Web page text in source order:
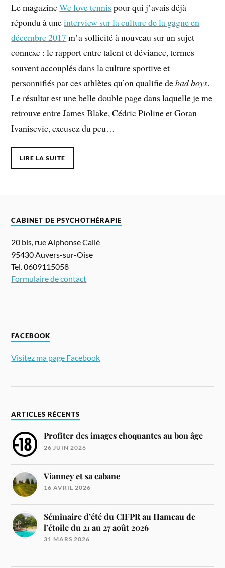
Le magazineWe love tennis pour qui j’avais déjà
répondu à uneinterview sur la culture de la gagne en
décembre 2017 m’a sollicité à nouveau sur un sujet
connexe : le rapport entre talent et déviance, termes
souvent accouplés dans la culture sportive et
personnifiés par ces athlètes qu’on qualifie debad boys.
Le résultat est une belle double page dans laquelle je me
retrouve entre James Blake, Cédric Pioline et Goran
Ivanisevic, excusez du peu…
LIRE LA SUITE
CABINET DE PSYCHOTHÉRAPIE
20 bis, rue Alphonse Callé
95430 Auvers-sur-Oise
Tel. 0609115058
Formulaire de contact
FACEBOOK
Visitez ma page Facebook
ARTICLES RÉCENTS
Profiter des images choquantes au bon âge
26 JUIN 2026
Vianney et sa cabane
16 AVRIL 2026
Séminaire d’été du CIFPR au Hameau de
l’étoile du 21 au 27 août 2026
31 MARS 2026